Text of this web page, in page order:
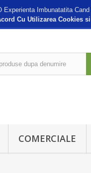
COMERCIALE
Experienta Imbunatatita Cand
Cu Utilizarea Cookies